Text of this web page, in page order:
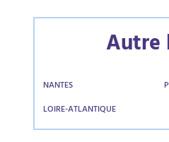
Autre
NANTES
LOIRE-ATLANTIQUE